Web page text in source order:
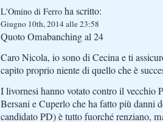
L'Omino di Ferro ha scritto:
Giugno 10th, 2014 alle 23:58
Quoto Omabanching al 24
Caro Nicola, io sono di Cecina e ti
capito proprio niente di quello che è
I livornesi hanno votato contro il vecchio
Bersani e Cuperlo che ha fatto più danni
candidato PD) è tutto fuorché renziano,